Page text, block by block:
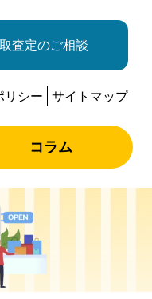
査定のご相談
リシー サイトマップ
コラム